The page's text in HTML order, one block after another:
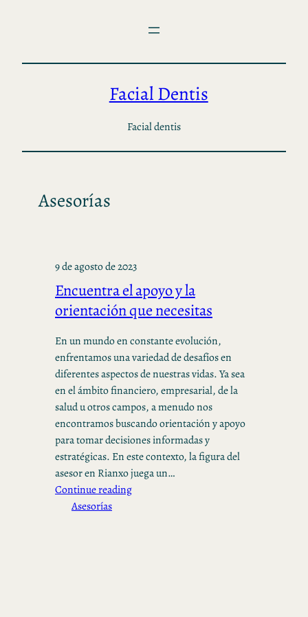
Facial Dentis
Facial dentis
Asesorías
9 de agosto de 2023
Encuentra el apoyo y la
orientación que necesitas
En un mundo en constante evolución,
enfrentamos una variedad de desafíos en
diferentes aspectos de nuestras vidas. Ya sea
en el ámbito financiero, empresarial, de la
salud u otros campos, a menudo nos
encontramos buscando orientación y apoyo
para tomar decisiones informadas y
estratégicas. En este contexto, la figura del
asesor en Rianxo juega un…
Continue reading
Asesorías